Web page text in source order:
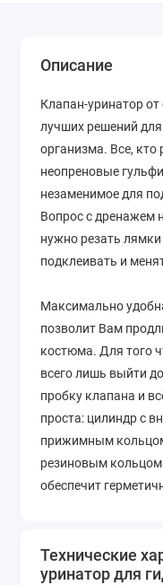
Описание
Клапан-уринатор от
лучших решений
организма. Все, кто
неопреновые
незаменимое для
Вопрос с дренажем
нужно резать
подклеивать и
Максимально
позволит Вам
костюма. Для того
всего лишь выйти
пробку клапана и
проста: цилиндр с
прижимным
резиновым
обеспечит
Подходит для
Технические
уринатор для